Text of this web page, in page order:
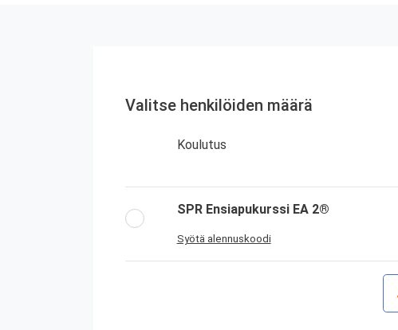
Valitse henkilöiden määrä
Koulutus
SPR Ensiapukurssi EA 2®
Syötä alennuskoodi